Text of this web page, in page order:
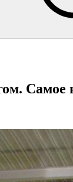
Самое